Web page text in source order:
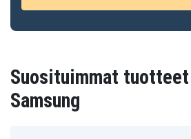
Suosituimmat
Samsung